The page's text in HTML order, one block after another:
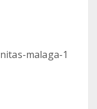
malaga-1